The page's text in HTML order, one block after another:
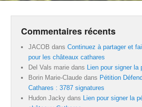
Commentaires récents
JACOB dansContinuez à partager et
pour les châteaux cathares
Del Vals marie dans Lien pour signer la
Borin Marie-Claude dans Pétition
Cathares : 3787 signatures
Hudon Jacky dans Lien pour signer la